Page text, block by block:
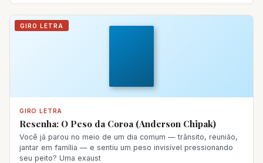
GIRO LETRA
GIRO LETRA
Resenha: O Peso da Coroa (Anderson Chipak)
Você já parou no meio de um dia comum — trânsito, reunião,
jantar em família — e sentiu um peso invisível pressionando
seu peito? Uma exaust